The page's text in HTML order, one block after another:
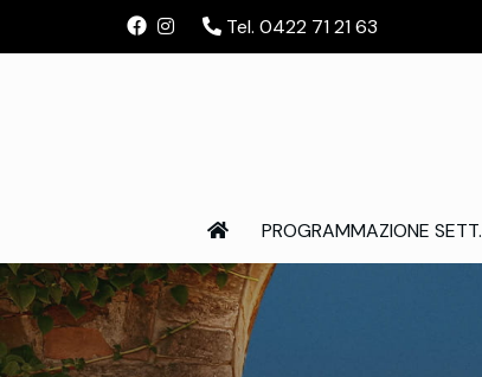
Tel. 0422 71 21 63
PROGRAMMAZIONE SETT.